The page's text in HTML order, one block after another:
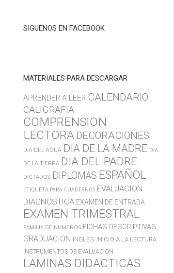
SIGUENOS EN FACEBOOK
MATERIALES PARA DESCARGAR
APRENDER A LEER CALENDARIO
CALIGRAFIA
COMPRENSION
LECTORA DECORACIONES
DIA DEL AGUA DIA DE LA MADRE DIA
DE LA TIERRA DIA DEL PADRE
DICTADOS DIPLOMAS ESPAÑOL
ETIQUETA PARA CUADERNOS EVALUACION
DIAGNOSTICA EXAMEN DE ENTRADA
EXAMEN TRIMESTRAL
FAMILIA DE NUMEROS FICHAS DESCRIPTIVAS
GRADUACION INGLES INICIO A LA LECTURA
INSTRUMENTOS DE EVALUACION
LAMINAS DIDACTICAS